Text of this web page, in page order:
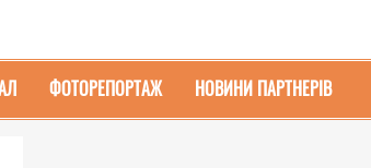
ФОТОРЕПОРТАЖ НОВИНИ ПАРТНЕРІВ